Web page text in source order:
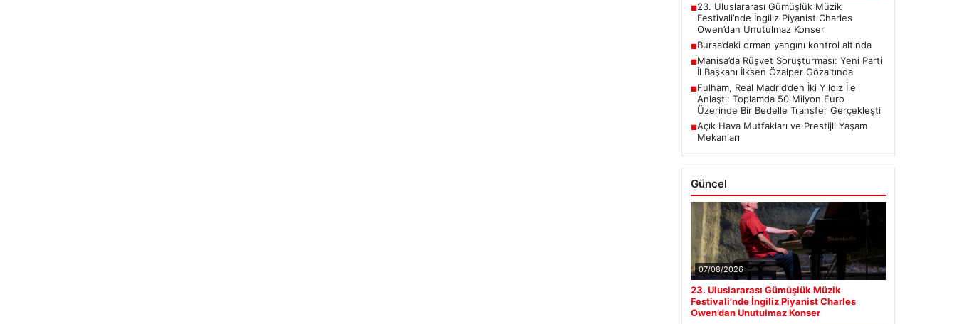
■23. Uluslararası Gümüşlük Müzik
Festivali’nde İngiliz Piyanist Charles
Owen’dan Unutulmaz Konser
■Bursa’daki orman yangını kontrol altında
■Manisa’da Rüşvet Soruşturması: Yeni Parti
İl Başkanı İlksen Özalper Gözaltında
■Fulham, Real Madrid’den İki Yıldız İle
Anlaştı: Toplamda 50 Milyon Euro
Üzerinde Bir Bedelle Transfer Gerçekleşti
■Açık Hava Mutfakları ve Prestijli Yaşam
Mekanları
Güncel
07/08/2026
23. Uluslararası Gümüşlük Müzik
Festivali’nde İngiliz Piyanist Charles
Owen’dan Unutulmaz Konser